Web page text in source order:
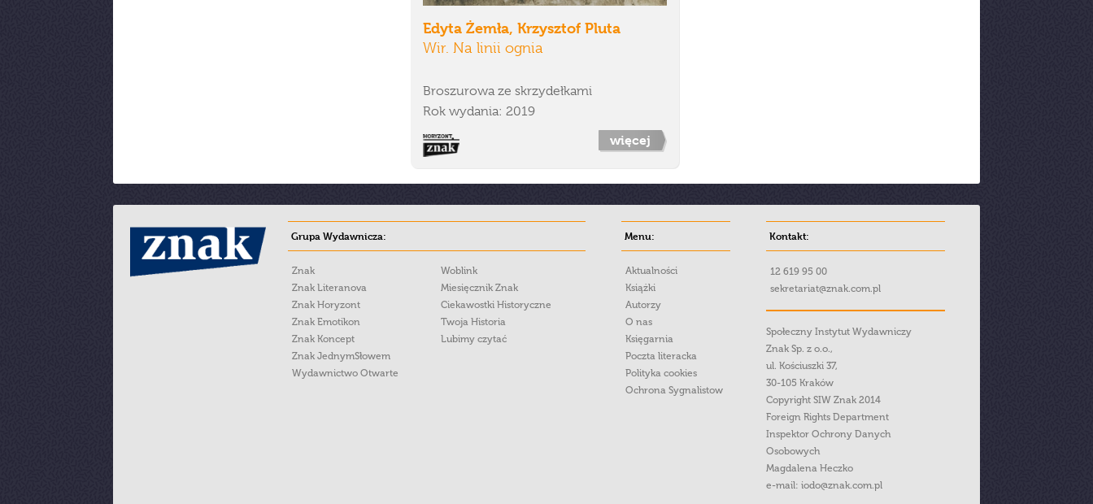
Edyta Żemła, Krzysztof Pluta
Wir. Na linii ognia
Broszurowa ze skrzydełkami
Rok wydania: 2019
więcej
Grupa Wydawnicza:
Znak
Znak Literanova
Znak Horyzont
Znak Emotikon
Znak Koncept
Znak JednymSłowem
Wydawnictwo Otwarte
Woblink
Miesięcznik Znak
Ciekawostki Historyczne
Twoja Historia
Lubimy czytać
Menu:
Aktualności
Książki
Autorzy
O nas
Księgarnia
Poczta literacka
Polityka cookies
Ochrona Sygnalistow
Kontakt:
12 619 95 00
sekretariat@znak.com.pl
Społeczny Instytut Wydawniczy
Znak Sp. z o.o.,
ul. Kościuszki 37,
30-105 Kraków
Copyright SIW Znak 2014
Foreign Rights Department
Inspektor Ochrony Danych
Osobowych
Magdalena Heczko
e-mail: iodo@znak.com.pl